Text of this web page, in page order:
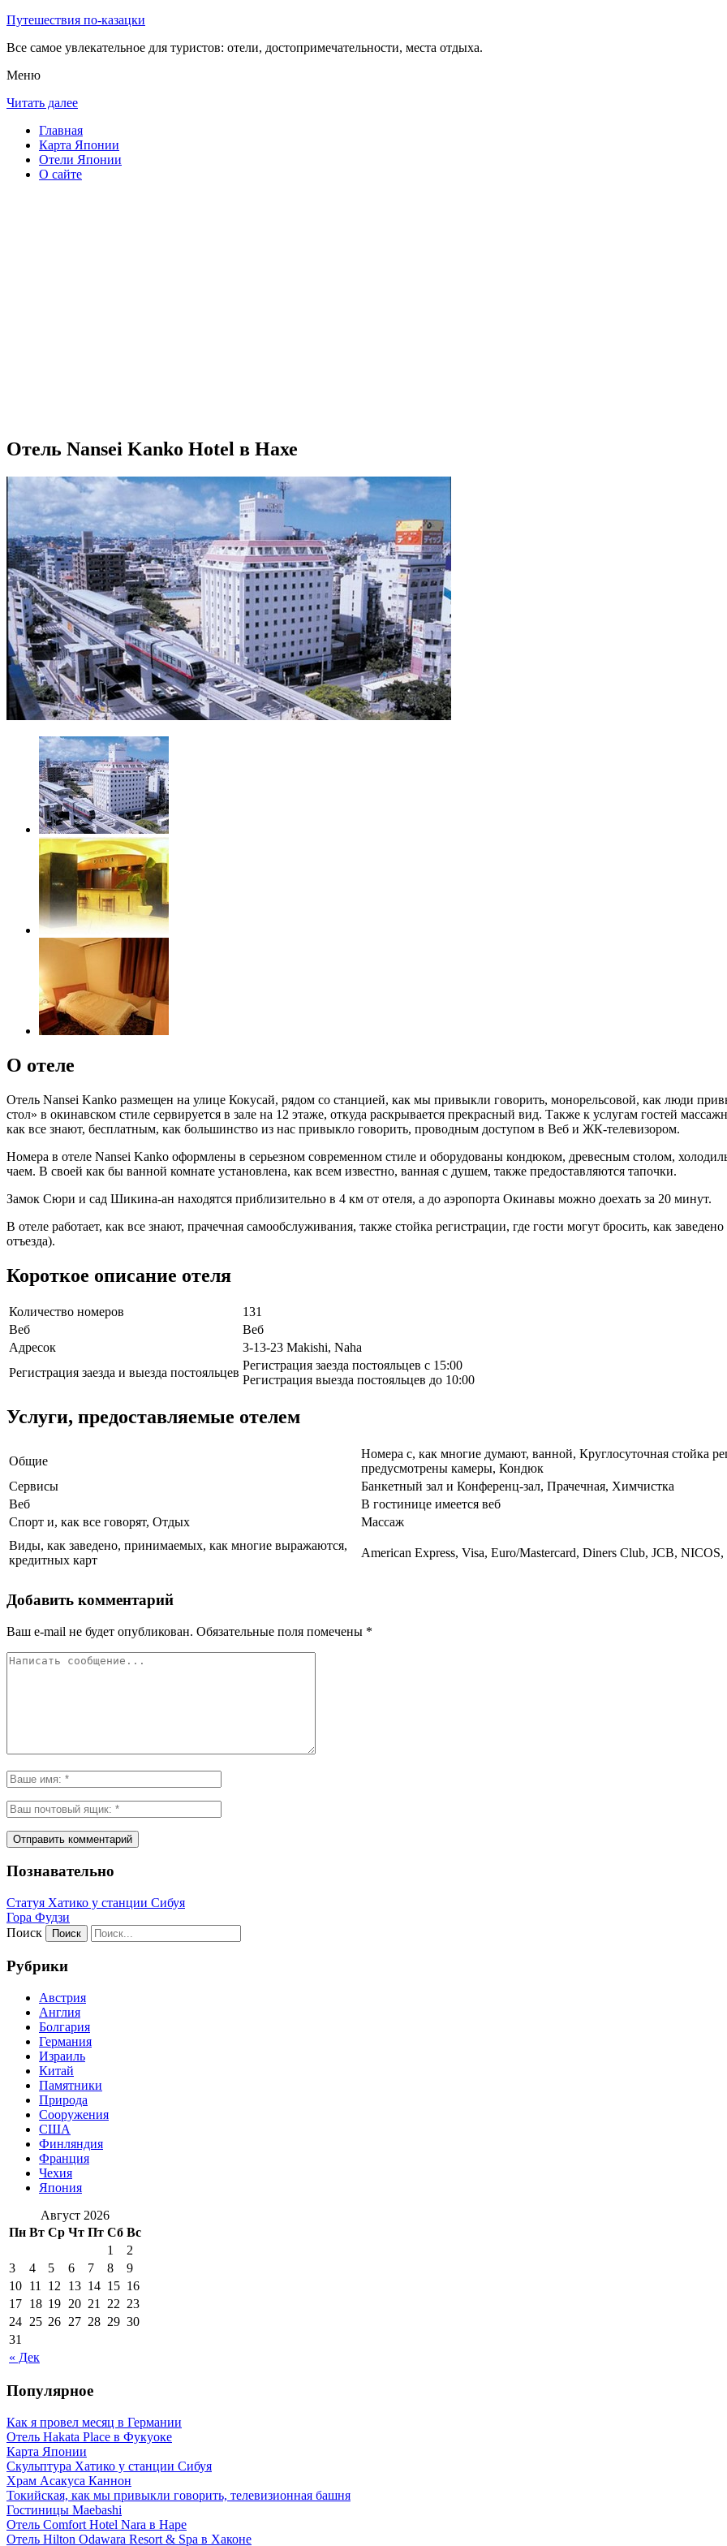
Путешествия по-казацки
Все самое увлекательное для туристов: отели, достопримечательности, места отдыха.
Меню
Читать далее
Главная
Карта Японии
Отели Японии
О сайте
Отель Nansei Kanko Hotel в Нахе
О отеле
Отель Nansei Kanko размещен на улице Кокусай, рядом со станцией, как мы привыкли говорить, монорельсовой, как люди
стол» в окинавском стиле сервируется в зале на 12 этаже, откуда раскрывается прекрасный вид. Также к услугам гостей
как все знают, бесплатным, как большинство из нас привыкло говорить, проводным доступом в Веб и ЖК-телевизором.
Номера в отеле Nansei Kanko оформлены в серьезном современном стиле и оборудованы кондюком, древесным столом,
чаем. В своей как бы ванной комнате установлена, как всем известно, ванная с душем, также предоставляются тапочки.
Замок Сюри и сад Шикина-ан находятся приблизительно в 4 км от отеля, а до аэропорта Окинавы можно доехать за 20 минут.
В отеле работает, как все знают, прачечная самообслуживания, также стойка регистрации, где гости могут бросить, как
отъезда).
Короткое описание отеля
Количество номеров
131
Веб
Веб
Адресок
3-13-23 Makishi, Naha
Регистрация заезда и выезда постояльцев
Регистрация заезда постояльцев с 15:00
Регистрация выезда постояльцев до 10:00
Услуги, предоставляемые отелем
Общие
Номера с, как многие думают, ванной, Круглосуточная стойка
предусмотрены камеры, Кондюк
Сервисы
Банкетный зал и Конференц-зал, Прачечная, Химчистка
Веб
В гостинице имеется веб
Спорт и, как все говорят, Отдых
Массаж
Виды, как заведено, принимаемых, как многие выражаются,
кредитных карт
American Express, Visa, Euro/Mastercard, Diners Club, JCB,
Добавить комментарий
Ваш e-mail не будет опубликован. Обязательные поля помечены *
Познавательно
Статуя Хатико у станции Сибуя
Гора Фудзи
Поиск
Рубрики
Австрия
Англия
Болгария
Германия
Израиль
Китай
Памятники
Природа
Сооружения
США
Финляндия
Франция
Чехия
Япония
Август 2026
Пн Вт Ср Чт Пт Сб Вс
« Дек
1
2
3
4 5 6 7 8
9
10 11 12 13 14 15 16
17 18 19 20 21 22 23
24 25 26 27 28 29 30
31
Популярное
Как я провел месяц в Германии
Отель Hakata Place в Фукуоке
Карта Японии
Скульптура Хатико у станции Сибуя
Храм Асакуса Каннон
Токийская, как мы привыкли говорить, телевизионная башня
Гостиницы Maebashi
Отель Comfort Hotel Nara в Наре
Отель Hilton Odawara Resort & Spa в Хаконе